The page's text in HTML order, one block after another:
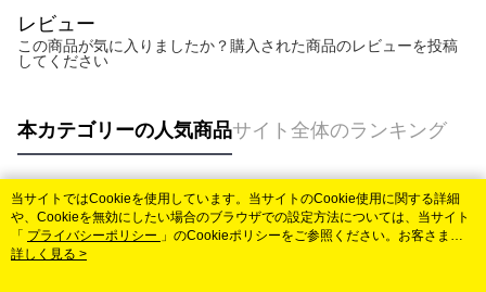
レビュー
この商品が気に入りましたか？購入された商品のレビューを投稿
してください
本カテゴリーの人気商品サイト全体のランキング
人気タグ
当サイトではCookieを使用しています。当サイトのCookie使用に関する詳細
や、Cookieを無効にしたい場合のブラウザでの設定方法については、当サイト
「 プライバシーポリシー 」のCookieポリシーをご参照ください。お客さま
が、当サイトを引き続き使用される場合、当社がサイト利用規約のCookieポリ
詳しく見る >